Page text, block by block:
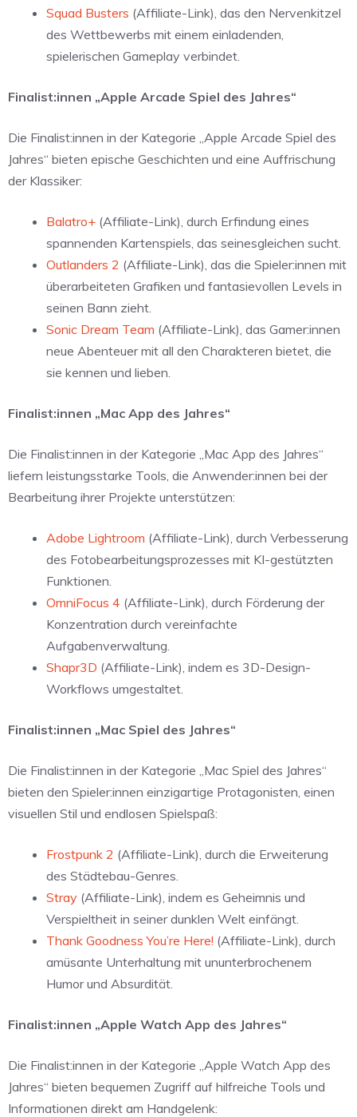
Squad Busters (Affiliate-Link), das den Nervenkitzel
des Wettbewerbs mit einem einladenden,
spielerischen Gameplay verbindet.
Finalist:innen „Apple Arcade Spiel des Jahres“
Die Finalist:innen in der Kategorie „Apple Arcade Spiel des
Jahres“ bieten epische Geschichten und eine Auffrischung
der Klassiker:
Balatro+ (Affiliate-Link), durch Erfindung eines
spannenden Kartenspiels, das seinesgleichen sucht.
Outlanders 2 (Affiliate-Link), das die Spieler:innen mit
überarbeiteten Grafiken und fantasievollen Levels in
seinen Bann zieht.
Sonic Dream Team (Affiliate-Link), das Gamer:innen
neue Abenteuer mit all den Charakteren bietet, die
sie kennen und lieben.
Finalist:innen „Mac App des Jahres“
Die Finalist:innen in der Kategorie „Mac App des Jahres“
liefern leistungsstarke Tools, die Anwender:innen bei der
Bearbeitung ihrer Projekte unterstützen:
Adobe Lightroom (Affiliate-Link), durch Verbesserung
des Fotobearbeitungsprozesses mit KI-gestützten
Funktionen.
OmniFocus 4 (Affiliate-Link), durch Förderung der
Konzentration durch vereinfachte
Aufgabenverwaltung.
Shapr3D (Affiliate-Link), indem es 3D-Design-
Workflows umgestaltet.
Finalist:innen „Mac Spiel des Jahres“
Die Finalist:innen in der Kategorie „Mac Spiel des Jahres“
bieten den Spieler:innen einzigartige Protagonisten, einen
visuellen Stil und endlosen Spielspaß:
Frostpunk 2 (Affiliate-Link), durch die Erweiterung
des Städtebau-Genres.
Stray (Affiliate-Link), indem es Geheimnis und
Verspieltheit in seiner dunklen Welt einfängt.
Thank Goodness You’re Here! (Affiliate-Link), durch
amüsante Unterhaltung mit ununterbrochenem
Humor und Absurdität.
Finalist:innen „Apple Watch App des Jahres“
Die Finalist:innen in der Kategorie „Apple Watch App des
Jahres“ bieten bequemen Zugriff auf hilfreiche Tools und
Informationen direkt am Handgelenk: